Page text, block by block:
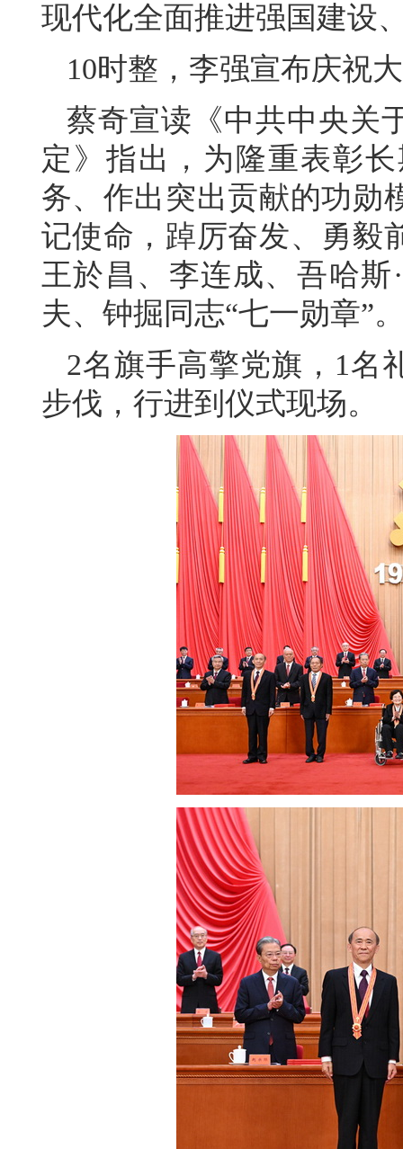
现代化全面推进强国建设
10时整，李强宣布庆祝
蔡奇宣读《中共中央关
定》指出，为隆重表彰
务、作出突出贡献的功勋
记使命，踔厉奋发、勇毅
王於昌、李连成、吾哈
夫、钟掘同志“七一勋章”
2名旗手高擎党旗，1名
步伐，行进到仪式现场。